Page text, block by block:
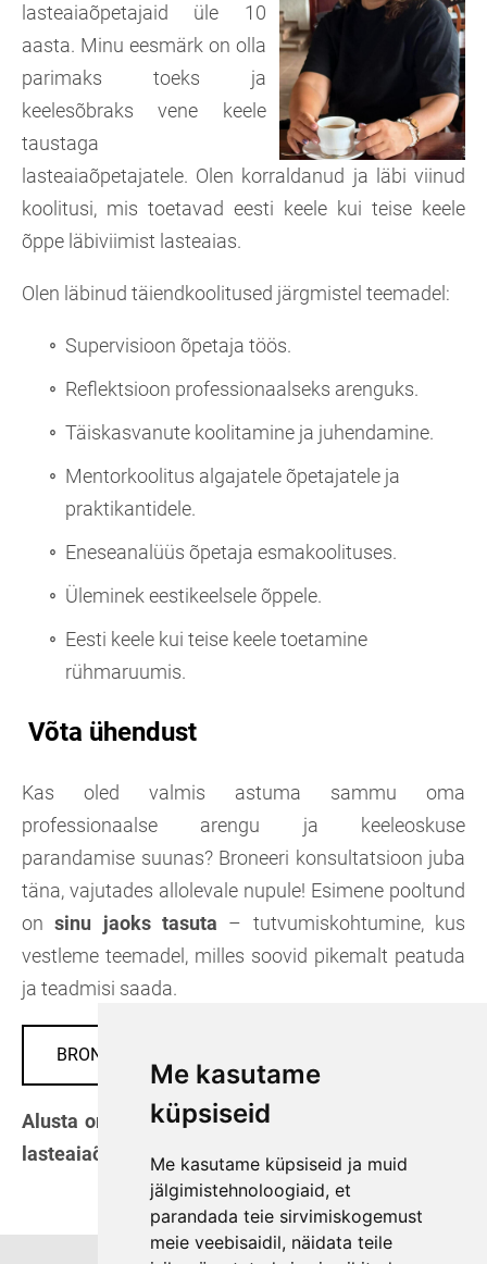
Me kasutame
küpsiseid
Me kasutame küpsiseid ja muid
jälgimistehnoloogiaid, et
parandada teie sirvimiskogemust
meie veebisaidil, näidata teile
lasteaiaõpetajaid üle 10
aasta. Minu eesmärk on olla
parimaks toeks ja
keelesõbraks vene keele
taustaga
lasteaiaõpetajatele. Olen korraldanud ja läbi viinud
koolitusi, mis toetavad eesti keele kui teise keele
õppe läbiviimist lasteaias.
Olen läbinud täiendkoolitused järgmistel teemadel:
Supervisioon õpetaja töös.
Reflektsioon professionaalseks arenguks.
Täiskasvanute koolitamine ja juhendamine.
Mentorkoolitus algajatele õpetajatele ja
praktikantidele.
Eneseanalüüs õpetaja esmakoolituses.
Üleminek eestikeelsele õppele.
Eesti keele kui teise keele toetamine
rühmaruumis.
Võta ühendust
Kas oled valmis astuma sammu oma
professionaalse arengu ja keeleoskuse
parandamise suunas? Broneeri konsultatsioon juba
täna, vajutades allolevale nupule! Esimene pooltund
onsinu jaoks tasuta – tutvumiskohtumine, kus
vestleme teemadel, milles soovid pikemalt peatuda
ja teadmisi saada.
BRONEERI KONSULTATSIOON
Alusta oma teekonda enesekindlama ja edukama
lasteaiaõpetajana koos minuga!